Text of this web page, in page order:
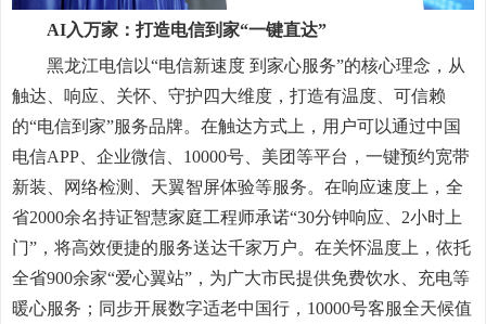
AI入万家：打造电信到家“一键直达”
黑龙江电信以“电信新速度 到家心服务”的核心理念，从
触达、响应、关怀、守护四大维度，打造有温度、可信赖
的“电信到家”服务品牌。在触达方式上，用户可以通过中国
电信APP、企业微信、10000号、美团等平台，一键预约宽带
新装、网络检测、天翼智屏体验等服务。在响应速度上，全
省2000余名持证智慧家庭工程师承诺“30分钟响应、2小时上
门”，将高效便捷的服务送达千家万户。在关怀温度上，依托
全省900余家“爱心翼站”，为广大市民提供免费饮水、充电等
暖心服务；同步开展数字适老中国行，10000号客服全天候值